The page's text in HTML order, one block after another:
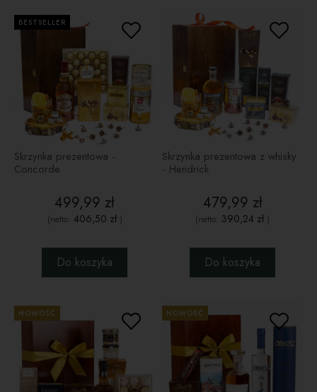
Skrzynka prezentowa -
Concorde
499,99 zł
(netto: 406,50 zł)
Do koszyka
BESTSELLER
Skrzynka prezentowa z whisky
- Hendrick
479,99 zł
(netto: 390,24 zł )
Do koszyka
NOWOŚĆ NOWOŚĆ